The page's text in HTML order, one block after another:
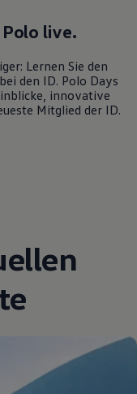
live.
Lernen Sie den
den ID. Polo Days
innovative
Mitglied der ID.